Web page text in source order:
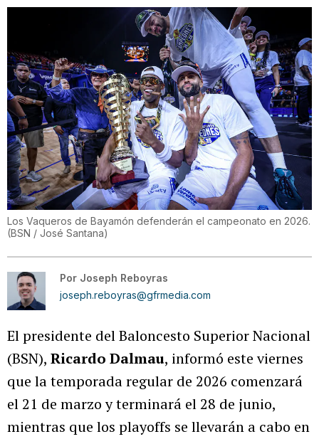
Los Vaqueros de Bayamón defenderán el campeonato en 2026.
(BSN / José Santana)
Por Joseph Reboyras
joseph.reboyras@gfrmedia.com
El presidente delBaloncesto Superior Nacional
(BSN), Ricardo Dalmau, informó este viernes
que la temporada regular de 2026 comenzará
el 21 de marzo y terminará el 28 de junio,
mientras que los playoffs se llevarán a cabo en